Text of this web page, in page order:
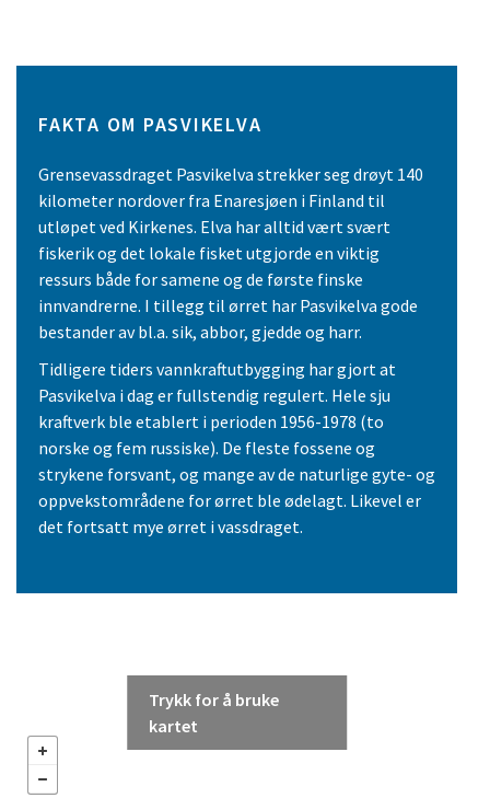
FAKTA OM PASVIKELVA
Grensevassdraget Pasvikelva strekker seg drøyt 140
kilometer nordover fra Enaresjøen i Finland til
utløpet ved Kirkenes. Elva har alltid vært svært
fiskerik og det lokale fisket utgjorde en viktig
ressurs både for samene og de første finske
innvandrerne. I tillegg til ørret har Pasvikelva gode
bestander av bl.a. sik, abbor, gjedde og harr.
Tidligere tiders vannkraftutbygging har gjort at
Pasvikelva i dag er fullstendig regulert. Hele sju
kraftverk ble etablert i perioden 1956-1978 (to
norske og fem russiske). De fleste fossene og
strykene forsvant, og mange av de naturlige gyte- og
oppvekstområdene for ørret ble ødelagt. Likevel er
det fortsatt mye ørret i vassdraget.
Trykk for å bruke
kartet